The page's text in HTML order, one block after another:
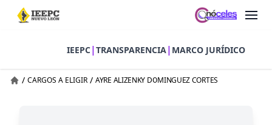
IEEPC|TRANSPARENCIA| MARCO JURÍDICO
/ CARGOS A ELIGIR / AYRE ALIZENKY DOMINGUEZ CORTES